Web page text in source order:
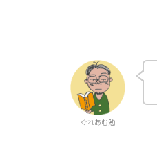
ぐれあむ勉